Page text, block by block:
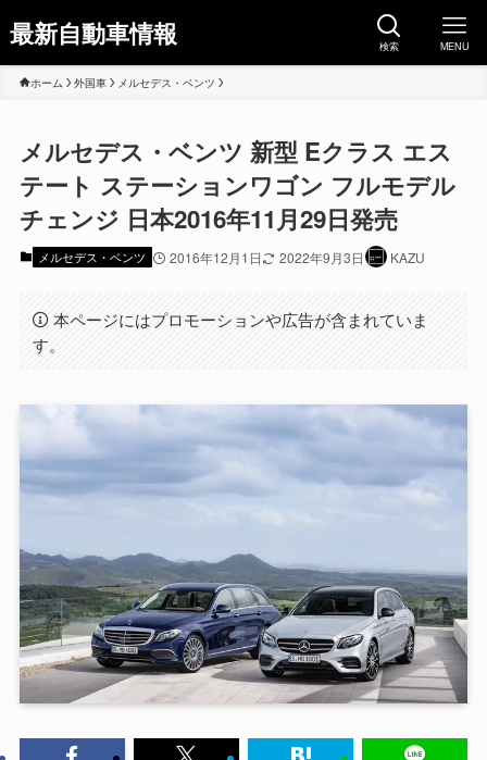
最新自動車情報 検索 MENU
ホーム 外国車 メルセデス・ベンツ
メルセデス・ベンツ 新型 Eクラス エス
テート ステーションワゴン フルモデル
チェンジ 日本2016年11月29日発売
メルセデス・ベンツ 2016年12月1日 2022年9月3日 KAZU
本ページにはプロモーションや広告が含まれていま
す。